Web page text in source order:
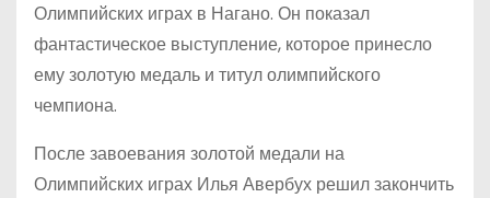
Олимпийских играх в Нагано. Он показал
фантастическое выступление, которое принесло
ему золотую медаль и титул олимпийского
чемпиона.
После завоевания золотой медали на
Олимпийских играх Илья Авербух решил закончить